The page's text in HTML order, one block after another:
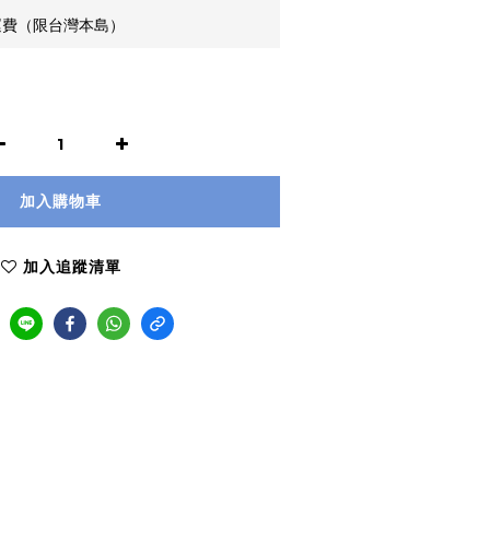
（限台灣本島）
加入購物車
加入追蹤清單